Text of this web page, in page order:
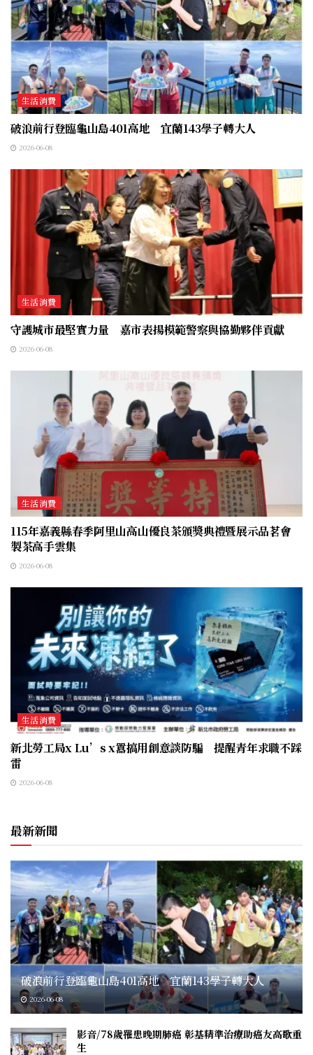
生活消費
破浪前行登臨龜山島401高地 宜蘭143學子轉大人
2026-06-08
生活消費
守護城市最堅實力量 嘉市表揚模範警察與協勤夥伴貢獻
2026-06-08
生活消費
115年嘉義縣春季阿里山高山優良茶頒獎典禮暨展示品茗會
製茶高手雲集
2026-06-08
生活消費
新北勞工局x Lu’s x囂搞用創意談防騙 提醒青年求職不踩
雷
2026-06-08
最新新聞
破浪前行登臨龜山島401高地 宜蘭143學子轉大人
2026-06-08
影音/78歲罹患晚期肺癌 彰基精準治療助癌友高歌重
生